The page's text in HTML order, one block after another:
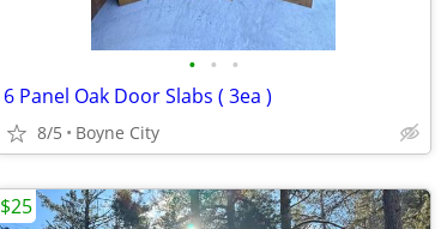
• • •
6 Panel Oak Door Slabs ( 3ea )
8/5 Boyne City
$25